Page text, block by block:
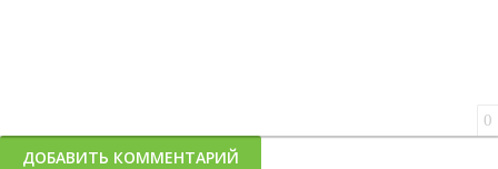
0
ДОБАВИТЬ КОММЕНТАРИЙ